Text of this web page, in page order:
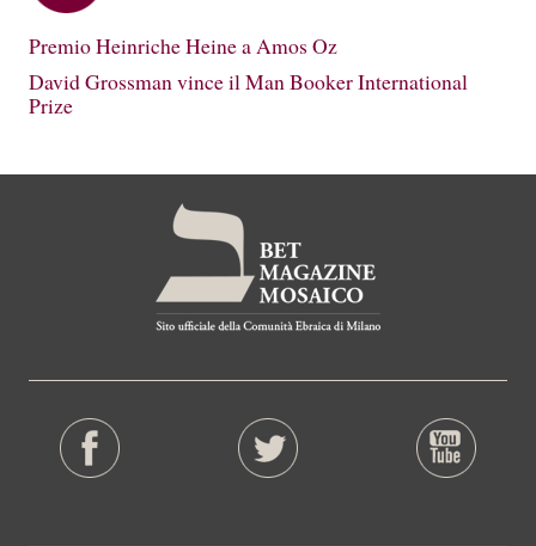
Premio Heinriche Heine a Amos Oz
David Grossman vince il Man Booker International
Prize